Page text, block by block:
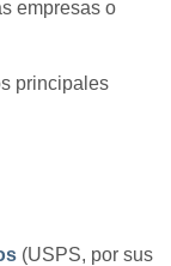
empresas o
principales
(USPS, por sus